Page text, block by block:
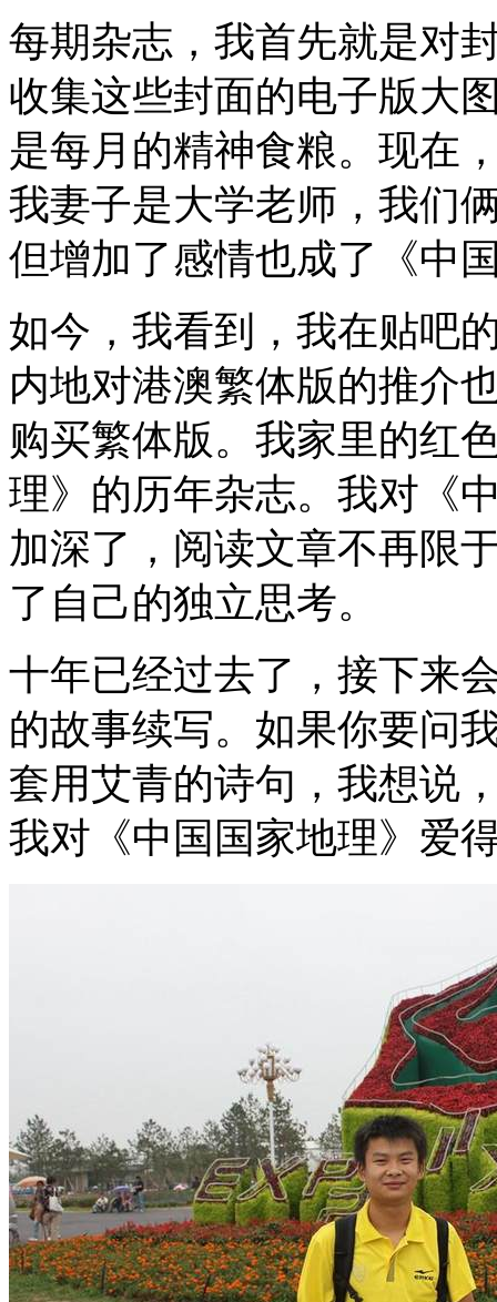
每期杂志，我首先就是对
收集这些封面的电子版大
是每月的精神食粮。现在
我妻子是大学老师，我们
但增加了感情也成了《中
如今，我看到，我在贴吧
内地对港澳繁体版的推介
购买繁体版。我家里的红
理》的历年杂志。我对《
加深了，阅读文章不再限
了自己的独立思考。
十年已经过去了，接下来
的故事续写。如果你要问
套用艾青的诗句，我想说
我对《中国国家地理》爱